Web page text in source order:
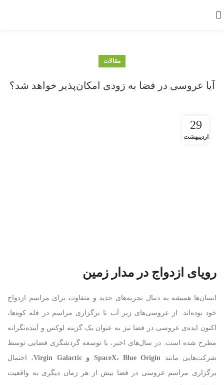
مقالات
آیا عروسی در فضا به زودی امکان‌پذیر خواهد شد؟
29
اردیبهشت
رویای ازدواج در مدار زمین
انسان‌ها همیشه به دنبال تجربه‌های جدید و متفاوت برای مراسم ازدواج
خود بوده‌اند. از عروسی‌های زیر آب تا برگزاری مراسم در قله کوه‌ها،
اکنون ایده‌ی عروسی در فضا نیز به عنوان یک گزینه لوکس و آینده‌نگرانه
مطرح شده است. در سال‌های اخیر، با توسعه گردشگری فضایی توسط
شرکت‌هایی مانند
SpaceX، Blue Origin و Virgin Galactic
، احتمال
برگزاری مراسم عروسی در فضا بیش از هر زمان دیگری به واقعیت